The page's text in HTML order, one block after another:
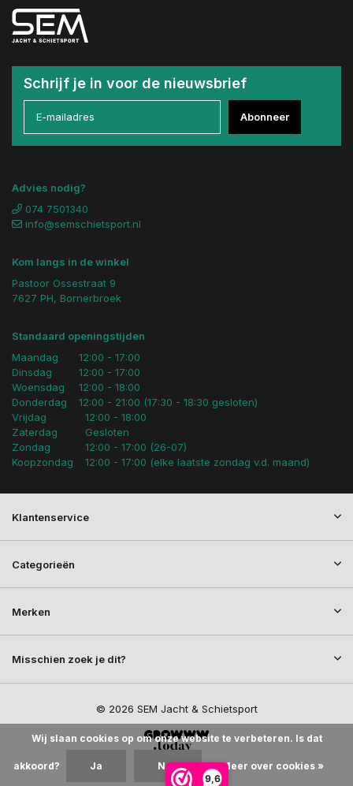
9,6
Schrijf je in voor de nieuwsbrief
Abonneer
Advies nodig?
074 7501340
info@semschietsport.nl
Kom langs in de winkel
Pastoor Ossestraat 9
7627 PH, Bornerbroek
Standaard openingstijden
Maandag
Dinsdag
Woensdag
Donderdag
12:00 - 17:00
12:00 - 17:00
12:00 - 18:00
12:00 - 21:00 (17:30 - 18:30 gesloten)
Vrijdag
Zaterdag
Zondag
Koopzondag
12:00 - 18:00
Gesloten
12:00 - 17:00 (26-07)
12:00 - 17:00 (elke laatste zondag v.d. maand)
Klantenservice
Categorieën
Merken
Misschien zoek je dit?
© 2026 SEM Jacht & Schietsport
Wij slaan cookies op om onze website te verbeteren. Is dat
akkoord? Ja Nee Meer over cookies »